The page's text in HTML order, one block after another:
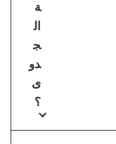
ة
ال
ج
دو
ى
؟